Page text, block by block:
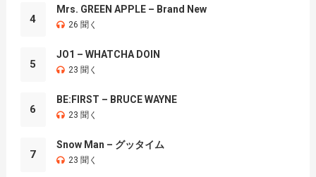
4
Mrs. GREEN APPLE – Brand New
26 聞く
5
JO1 – WHATCHA DOIN
23 聞く
6
BE:FIRST – BRUCE WAYNE
23 聞く
7
Snow Man – グッタイム
23 聞く